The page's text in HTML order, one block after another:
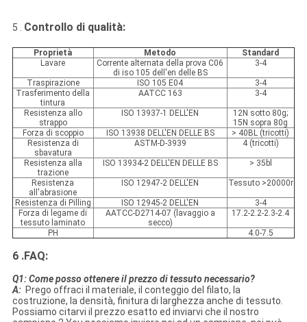
5 . Controllo di qualità:
Proprietà Metodo
Standard
Lavare
Corrente alternata della prova C06
di iso 105 dell'en delle BS
3-4
Traspirazione ISO 105 E04
3-4
Trasferimento della
tintura
AATCC 163 3-4
Resistenza allo
strappo
ISO 13937-1 DELL'EN
12N sotto 80g;
15N sopra 80g
Forza di scoppio
ISO 13938 DELL'EN DELLE BS
> 40BL (tricotti)
Resistenza di
sbavatura
ASTM-D-3939 4 (tricotti)
Resistenza alla
trazione
ISO 13934-2 DELL'EN DELLE BS > 35bl
Resistenza
all'abrasione
ISO 12947-2 DELL'EN Tessuto >20000r
Resistenza di Pilling ISO 12945-2 DELL'EN
3-4
Forza di legame di
tessuto laminato
AATCC-D2714-07 (lavaggio a
secco)
17.2-2.2-2.3-2.4
PH 4.0-7.5
6 .FAQ:
Q1: Come posso ottenere il prezzo di tessuto necessario?
A:Prego offraci il materiale, il conteggio del filato, la
costruzione, la densità, finitura di larghezza anche di tessuto.
Possiamo citarvi il prezzo esatto ed inviarvi che il nostro